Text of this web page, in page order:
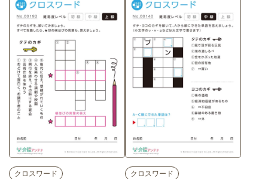
印刷してお使いいただける無料
の高齢者向け介護レク素材（ク
ロスワード・初級）です。
ビスセンター、ご自宅などで印
刷してお使いいただける無料の
高齢者向け介護レク素材（クロ
スワード・中級）です。
クロスワード クロスワード